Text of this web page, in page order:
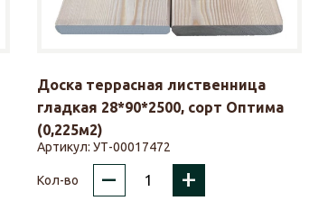
Доска террасная лиственница
гладкая 28*90*2500, сорт Оптима
(0,225м2)
Артикул: УТ-00017472
Кол-во – +